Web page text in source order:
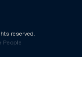
reserved.
People